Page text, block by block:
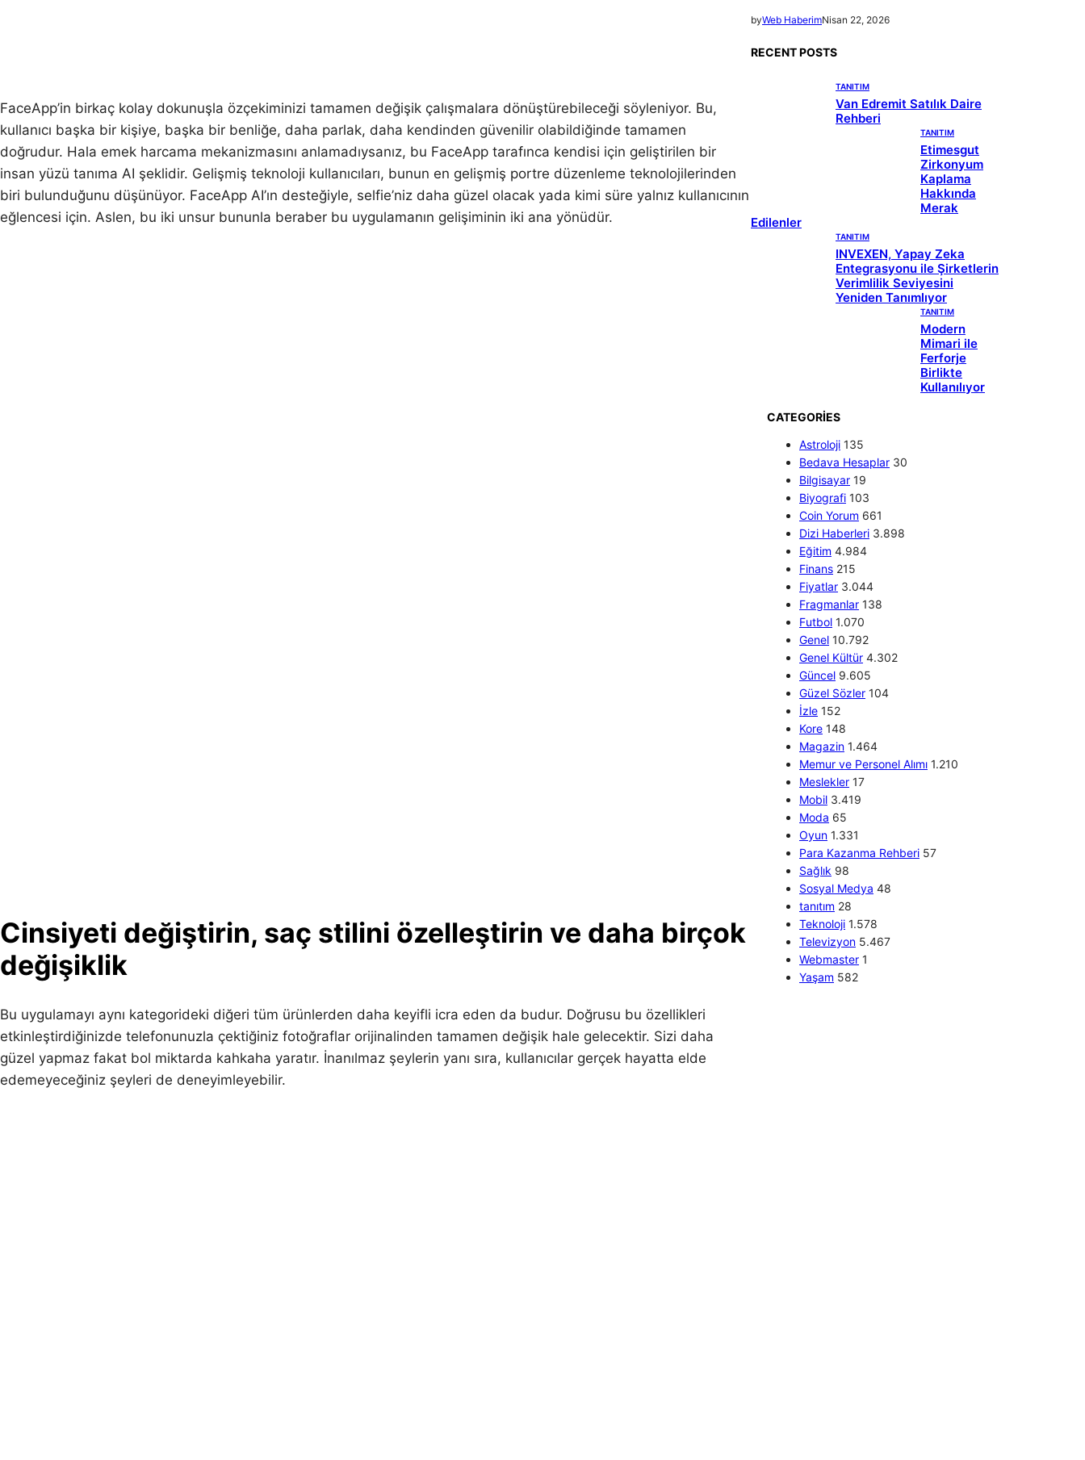
FaceApp’in birkaç kolay dokunuşla özçekiminizi tamamen değişik çalışmalara dönüştürebileceği söyleniyor. Bu,
kullanıcı başka bir kişiye, başka bir benliğe, daha parlak, daha kendinden güvenilir olabildiğinde tamamen
doğrudur. Hala emek harcama mekanizmasını anlamadıysanız, bu FaceApp tarafınca kendisi için geliştirilen bir
insan yüzü tanıma AI şeklidir. Gelişmiş teknoloji kullanıcıları, bunun en gelişmiş portre düzenleme teknolojilerinden
biri bulunduğunu düşünüyor. FaceApp AI’ın desteğiyle, selfie’niz daha güzel olacak yada kimi süre yalnız kullanıcının
eğlencesi için. Aslen, bu iki unsur bununla beraber bu uygulamanın gelişiminin iki ana yönüdür.
Cinsiyeti değiştirin, saç stilini özelleştirin ve daha birçok
değişiklik
Bu uygulamayı aynı kategorideki diğeri tüm ürünlerden daha keyifli icra eden da budur. Doğrusu bu özellikleri
etkinleştirdiğinizde telefonunuzla çektiğiniz fotoğraflar orijinalinden tamamen değişik hale gelecektir. Sizi daha
güzel yapmaz fakat bol miktarda kahkaha yaratır. İnanılmaz şeylerin yanı sıra, kullanıcılar gerçek hayatta elde
edemeyeceğiniz şeyleri de deneyimleyebilir.
byWeb HaberimNisan 22, 2026
RECENT POSTS
TANITIM
Van Edremit Satılık Daire
Rehberi
TANITIM
Etimesgut
Zirkonyum
Kaplama
Hakkında
Merak
Edilenler
TANITIM
INVEXEN, Yapay Zeka
Entegrasyonu ile Şirketlerin
Verimlilik Seviyesini
Yeniden Tanımlıyor
TANITIM
Modern
Mimari ile
Ferforje
Birlikte
Kullanılıyor
CATEGORIES
Astroloji 135
Bedava Hesaplar 30
Bilgisayar 19
Biyografi 103
Coin Yorum 661
Dizi Haberleri 3.898
Eğitim 4.984
Finans 215
Fiyatlar 3.044
Fragmanlar 138
Futbol 1.070
Genel 10.792
Genel Kültür 4.302
Güncel 9.605
Güzel Sözler 104
İzle 152
Kore 148
Magazin 1.464
Memur ve Personel Alımı 1.210
Meslekler 17
Mobil 3.419
Moda 65
Oyun 1.331
Para Kazanma Rehberi 57
Sağlık 98
Sosyal Medya 48
tanıtım 28
Teknoloji 1.578
Televizyon 5.467
Webmaster 1
Yaşam 582